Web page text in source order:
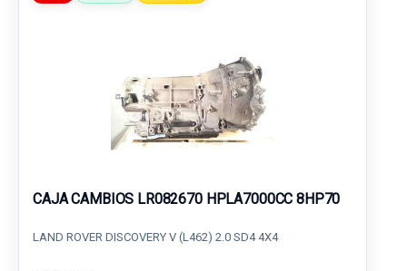
CAJA CAMBIOS LR082670 HPLA7000CC 8HP70
LAND ROVER DISCOVERY V (L462) 2.0 SD4 4X4